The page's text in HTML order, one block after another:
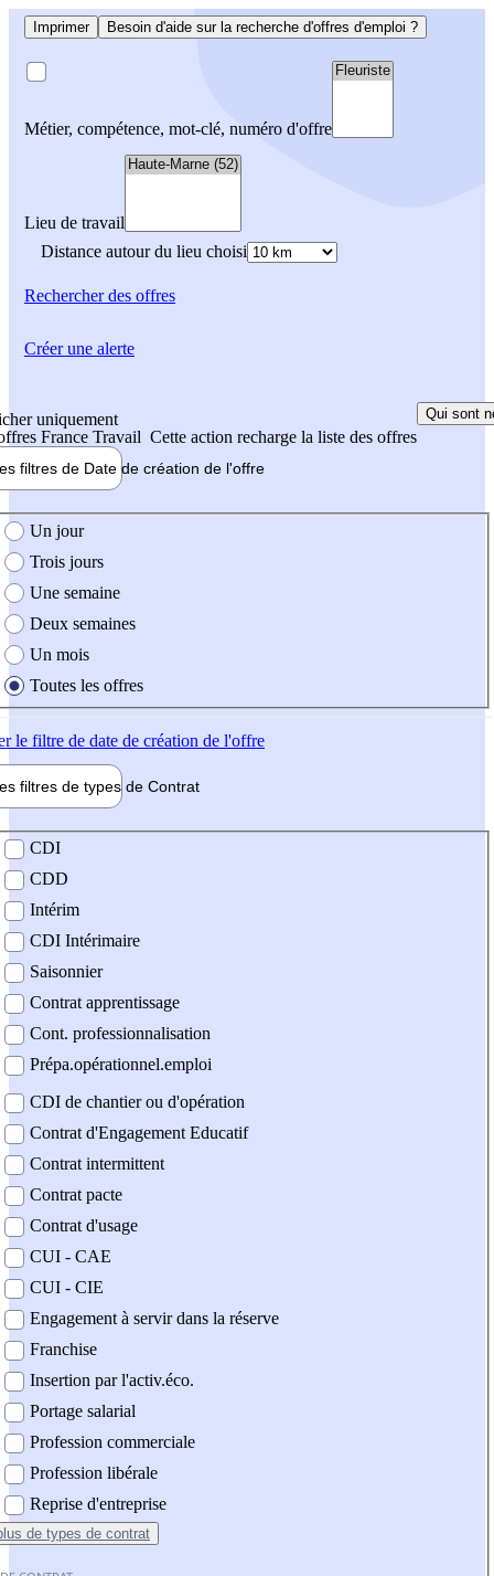
Imprimer Besoin d'aide sur la recherche d'offres d'emploi ?
Métier, compétence, mot-clé, numéro d'offre
Lieu de travail
Distance autour du lieu choisi
Rechercherdes offres
uniquement
France Travail Cette action recharge la liste des offres
Qui sont
filtres de Date de création de l'offre
création de l'offre
Un jour
Trois jours
Une semaine
Deux semaines
Un mois
Toutes les offres
le filtre de date de création de l'offre
filtres de types de Contrat
contrat
CDI
CDD
Intérim
CDI Intérimaire
Saisonnier
Contrat apprentissage
Cont. professionnalisation
Prépa.opérationnel.emploi
CDI de chantier ou d'opération
Contrat d'Engagement Educatif
Contrat intermittent
Contrat pacte
Contrat d'usage
CUI - CAE
CUI - CIE
Engagement à servir dans la réserve
Franchise
Insertion par l'activ.éco.
Portage salarial
Profession commerciale
Profession libérale
Reprise d'entreprise
de types de contrat
Créer une alerte